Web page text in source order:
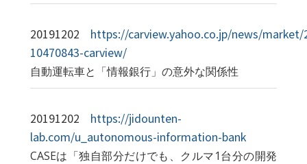
20191202
https://carview.yahoo.co.jp/news/market/
10470843-carview/
自動運転車と「情報銀行」の意外な関係性
20191202
https://jidounten-
lab.com/u_autonomous-information-bank
CASEは「独自部分だけでも、クルマ1台分の開発